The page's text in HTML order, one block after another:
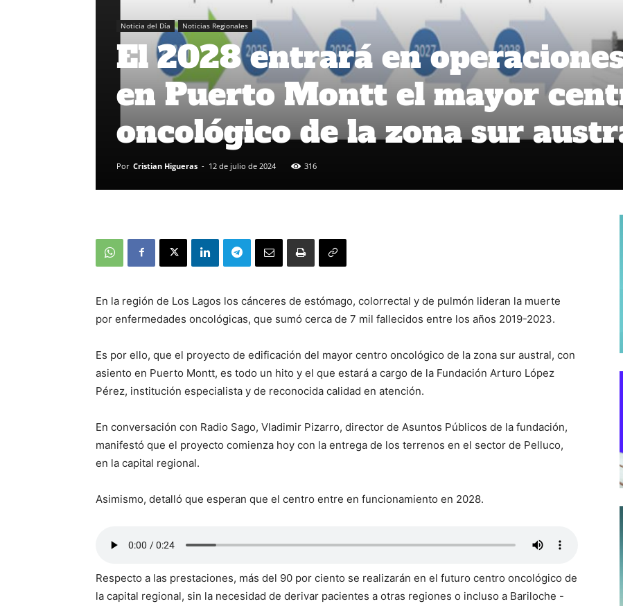
Noticia del Día Noticias Regionales
El 2028 entrará en
en Puerto Montt el mayor
oncológico de la zona sur
Por Cristian Higueras - 12 de julio de 2024 316
En la región de Los Lagos los cánceres de estómago, colorrectal y de pulmón lideran la muerte
por enfermedades oncológicas, que sumó cerca de 7 mil fallecidos entre los años 2019-2023.
Es por ello, que el proyecto de edificación del mayor centro oncológico de la zona sur austral, con
asiento en Puerto Montt, es todo un hito y el que estará a cargo de la Fundación Arturo López
Pérez, institución especialista y de reconocida calidad en atención.
En conversación con Radio Sago, Vladimir Pizarro, director de Asuntos Públicos de la fundación,
manifestó que el proyecto comienza hoy con la entrega de los terrenos en el sector de Pelluco,
en la capital regional.
Asimismo, detalló que esperan que el centro entre en funcionamiento en 2028.
Respecto a las prestaciones, más del 90 por ciento se realizarán en el futuro centro oncológico de
la capital regional, sin la necesidad de derivar pacientes a otras regiones o incluso a Bariloche -